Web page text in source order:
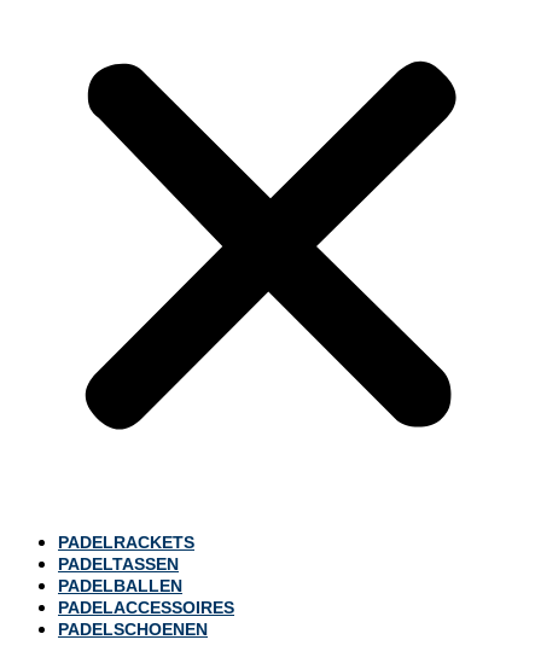
PADELRACKETS
PADELTASSEN
PADELBALLEN
PADELACCESSOIRES
PADELSCHOENEN